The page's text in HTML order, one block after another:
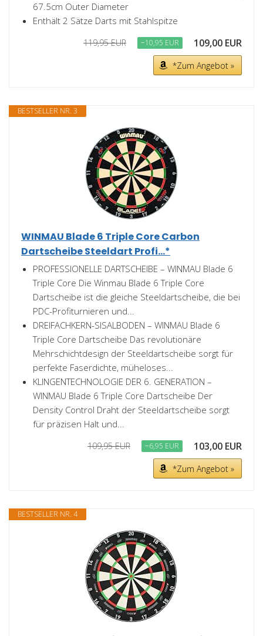
67.5cm Outer Diameter
Enthält 2 Sätze Darts mit Stahlspitze
119,95 EUR −10,95 EUR 109,00 EUR
*Zum Angebot »
BESTSELLER NR. 3
WINMAU Blade 6 Triple Core Carbon
Dartscheibe Steeldart Profi...*
PROFESSIONELLE DARTSCHEIBE – WINMAU Blade 6
Triple Core Die Winmau Blade 6 Triple Core
Dartscheibe ist die gleiche Steeldartscheibe, die bei
PDC-Profiturnieren und...
DREIFACHKERN-SISALBODEN – WINMAU Blade 6
Triple Core Dartscheibe Das revolutionäre
Mehrschichtdesign der Steeldartscheibe sorgt für
perfekte Faserdichte, müheloses...
KLINGENTECHNOLOGIE DER 6. GENERATION –
WINMAU Blade 6 Triple Core Dartscheibe Der
Density Control Draht der Steeldartscheibe sorgt
für präzisen Halt und...
109,95 EUR −6,95 EUR 103,00 EUR
*Zum Angebot »
BESTSELLER NR. 4